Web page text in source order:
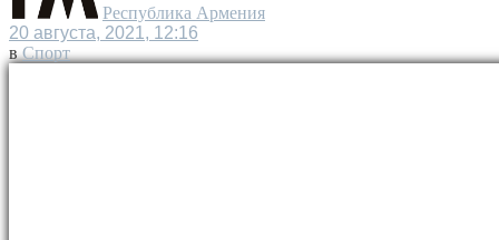
Республика Армения
20 августа, 2021, 12:16
в Спорт